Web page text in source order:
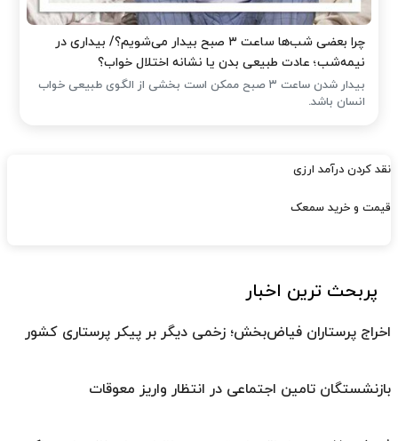
چرا بعضی شب‌ها ساعت ۳ صبح بیدار می‌شویم؟/ بیداری در
نیمه‌شب؛ عادت طبیعی بدن یا نشانه اختلال خواب؟
بیدار شدن ساعت ۳ صبح ممکن است بخشی از الگوی طبیعی خواب
انسان باشد.
نقد کردن درآمد ارزی
قیمت و خرید سمعک
پربحث ترین اخبار
اخراج پرستاران فیاض‌بخش؛ زخمی دیگر بر پیکر پرستاری کشور
بازنشستگان تامین اجتماعی در انتظار واریز معوقات